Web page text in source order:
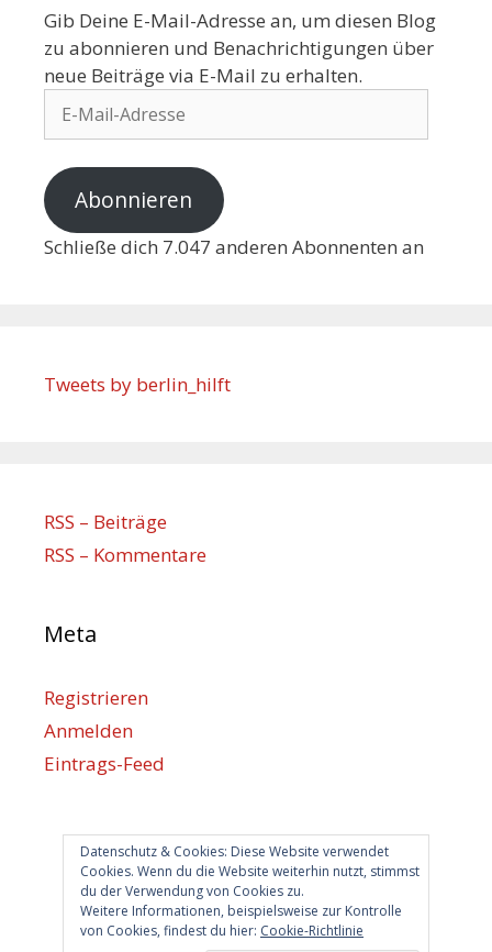
Gib Deine E-Mail-Adresse an, um diesen Blog
zu abonnieren und Benachrichtigungen über
neue Beiträge via E-Mail zu erhalten.
Abonnieren
Schließe dich 7.047 anderen Abonnenten an
Datenschutz & Cookies: Diese Website verwendet
Cookies. Wenn du die Website weiterhin nutzt, stimmst
du der Verwendung von Cookies zu.
Weitere Informationen, beispielsweise zur Kontrolle
von Cookies, findest du hier: Cookie-Richtlinie
Tweets by berlin_hilft
RSS – Beiträge
RSS – Kommentare
Meta
Registrieren
Anmelden
Eintrags-Feed
WordPress.org
Berlin hilft